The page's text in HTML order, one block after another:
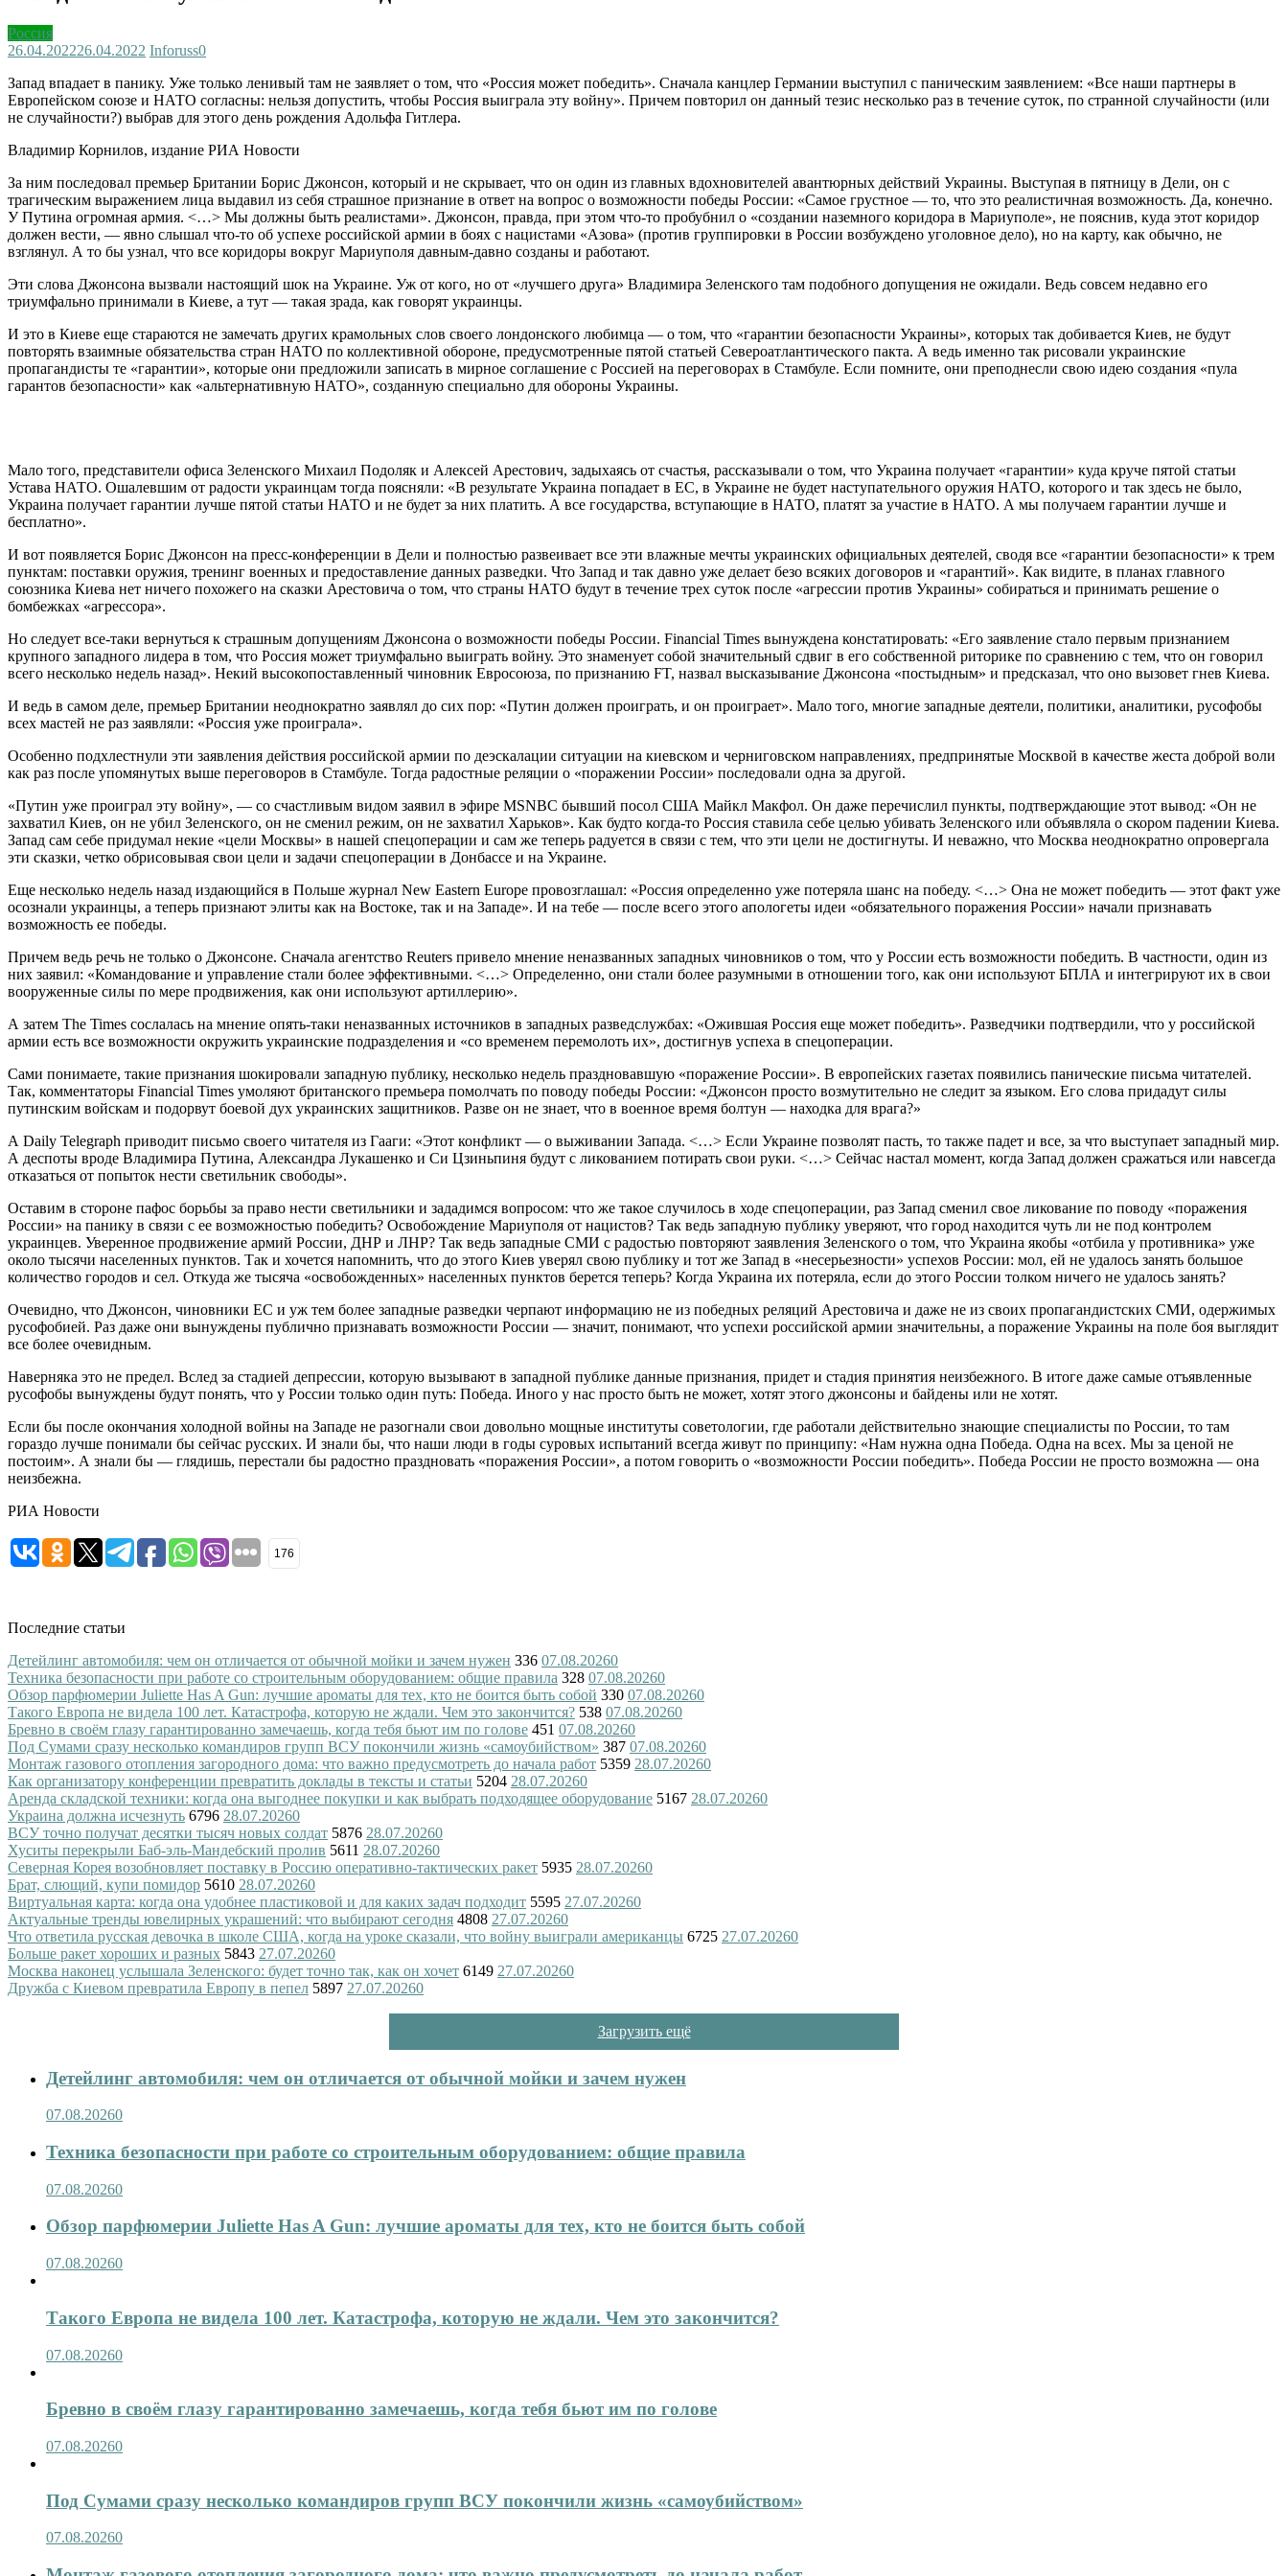
Россия
26.04.202226.04.2022 Inforuss0
Запад впадает в панику. Уже только ленивый там не заявляет о том, что «Россия может победить». Сначала канцлер Германии выступил с паническим заявлением: «Все наши партнеры в
Европейском союзе и НАТО согласны: нельзя допустить, чтобы Россия выиграла эту войну». Причем повторил он данный тезис несколько раз в течение суток, по странной случайности (или
не случайности?) выбрав для этого день рождения Адольфа Гитлера.
Владимир Корнилов, издание РИА Новости
За ним последовал премьер Британии Борис Джонсон, который и не скрывает, что он один из главных вдохновителей авантюрных действий Украины. Выступая в пятницу в Дели, он с
трагическим выражением лица выдавил из себя страшное признание в ответ на вопрос о возможности победы России: «Самое грустное — то, что это реалистичная возможность. Да, конечно.
У Путина огромная армия. <…> Мы должны быть реалистами». Джонсон, правда, при этом что-то пробубнил о «создании наземного коридора в Мариуполе», не пояснив, куда этот коридор
должен вести, — явно слышал что-то об успехе российской армии в боях с нацистами «Азова» (против группировки в России возбуждено уголовное дело), но на карту, как обычно, не
взглянул. А то бы узнал, что все коридоры вокруг Мариуполя давным-давно созданы и работают.
Эти слова Джонсона вызвали настоящий шок на Украине. Уж от кого, но от «лучшего друга» Владимира Зеленского там подобного допущения не ожидали. Ведь совсем недавно его
триумфально принимали в Киеве, а тут — такая зрада, как говорят украинцы.
И это в Киеве еще стараются не замечать других крамольных слов своего лондонского любимца — о том, что «гарантии безопасности Украины», которых так добивается Киев, не будут
повторять взаимные обязательства стран НАТО по коллективной обороне, предусмотренные пятой статьей Североатлантического пакта. А ведь именно так рисовали украинские
пропагандисты те «гарантии», которые они предложили записать в мирное соглашение с Россией на переговорах в Стамбуле. Если помните, они преподнесли свою идею создания «пула
гарантов безопасности» как «альтернативную НАТО», созданную специально для обороны Украины.
Мало того, представители офиса Зеленского Михаил Подоляк и Алексей Арестович, задыхаясь от счастья, рассказывали о том, что Украина получает «гарантии» куда круче пятой статьи
Устава НАТО. Ошалевшим от радости украинцам тогда поясняли: «В результате Украина попадает в ЕС, в Украине не будет наступательного оружия НАТО, которого и так здесь не было,
Украина получает гарантии лучше пятой статьи НАТО и не будет за них платить. А все государства, вступающие в НАТО, платят за участие в НАТО. А мы получаем гарантии лучше и
бесплатно».
И вот появляется Борис Джонсон на пресс-конференции в Дели и полностью развеивает все эти влажные мечты украинских официальных деятелей, сводя все «гарантии безопасности» к трем
пунктам: поставки оружия, тренинг военных и предоставление данных разведки. Что Запад и так давно уже делает безо всяких договоров и «гарантий». Как видите, в планах главного
союзника Киева нет ничего похожего на сказки Арестовича о том, что страны НАТО будут в течение трех суток после «агрессии против Украины» собираться и принимать решение о
бомбежках «агрессора».
Но следует все-таки вернуться к страшным допущениям Джонсона о возможности победы России. Financial Times вынуждена констатировать: «Его заявление стало первым признанием
крупного западного лидера в том, что Россия может триумфально выиграть войну. Это знаменует собой значительный сдвиг в его собственной риторике по сравнению с тем, что он говорил
всего несколько недель назад». Некий высокопоставленный чиновник Евросоюза, по признанию FT, назвал высказывание Джонсона «постыдным» и предсказал, что оно вызовет гнев Киева.
И ведь в самом деле, премьер Британии неоднократно заявлял до сих пор: «Путин должен проиграть, и он проиграет». Мало того, многие западные деятели, политики, аналитики, русофобы
всех мастей не раз заявляли: «Россия уже проиграла».
Особенно подхлестнули эти заявления действия российской армии по деэскалации ситуации на киевском и черниговском направлениях, предпринятые Москвой в качестве жеста доброй воли
как раз после упомянутых выше переговоров в Стамбуле. Тогда радостные реляции о «поражении России» последовали одна за другой.
«Путин уже проиграл эту войну», — со счастливым видом заявил в эфире MSNBC бывший посол США Майкл Макфол. Он даже перечислил пункты, подтверждающие этот вывод: «Он не
захватил Киев, он не убил Зеленского, он не сменил режим, он не захватил Харьков». Как будто когда-то Россия ставила себе целью убивать Зеленского или объявляла о скором падении Киева.
Запад сам себе придумал некие «цели Москвы» в нашей спецоперации и сам же теперь радуется в связи с тем, что эти цели не достигнуты. И неважно, что Москва неоднократно опровергала
эти сказки, четко обрисовывая свои цели и задачи спецоперации в Донбассе и на Украине.
Еще несколько недель назад издающийся в Польше журнал New Eastern Europe провозглашал: «Россия определенно уже потеряла шанс на победу. <…> Она не может победить — этот факт уже
осознали украинцы, а теперь признают элиты как на Востоке, так и на Западе». И на тебе — после всего этого апологеты идеи «обязательного поражения России» начали признавать
возможность ее победы.
Причем ведь речь не только о Джонсоне. Сначала агентство Reuters привело мнение неназванных западных чиновников о том, что у России есть возможности победить. В частности, один из
них заявил: «Командование и управление стали более эффективными. <…> Определенно, они стали более разумными в отношении того, как они используют БПЛА и интегрируют их в свои
вооруженные силы по мере продвижения, как они используют артиллерию».
А затем The Times сослалась на мнение опять-таки неназванных источников в западных разведслужбах: «Ожившая Россия еще может победить». Разведчики подтвердили, что у российской
армии есть все возможности окружить украинские подразделения и «со временем перемолоть их», достигнув успеха в спецоперации.
Сами понимаете, такие признания шокировали западную публику, несколько недель праздновавшую «поражение России». В европейских газетах появились панические письма читателей.
Так, комментаторы Financial Times умоляют британского премьера помолчать по поводу победы России: «Джонсон просто возмутительно не следит за языком. Его слова придадут силы
путинским войскам и подорвут боевой дух украинских защитников. Разве он не знает, что в военное время болтун — находка для врага?»
А Daily Telegraph приводит письмо своего читателя из Гааги: «Этот конфликт — о выживании Запада. <…> Если Украине позволят пасть, то также падет и все, за что выступает западный мир.
А деспоты вроде Владимира Путина, Александра Лукашенко и Си Цзиньпиня будут с ликованием потирать свои руки. <…> Сейчас настал момент, когда Запад должен сражаться или навсегда
отказаться от попыток нести светильник свободы».
Оставим в стороне пафос борьбы за право нести светильники и зададимся вопросом: что же такое случилось в ходе спецоперации, раз Запад сменил свое ликование по поводу «поражения
России» на панику в связи с ее возможностью победить? Освобождение Мариуполя от нацистов? Так ведь западную публику уверяют, что город находится чуть ли не под контролем
украинцев. Уверенное продвижение армий России, ДНР и ЛНР? Так ведь западные СМИ с радостью повторяют заявления Зеленского о том, что Украина якобы «отбила у противника» уже
около тысячи населенных пунктов. Так и хочется напомнить, что до этого Киев уверял свою публику и тот же Запад в «несерьезности» успехов России: мол, ей не удалось занять большое
количество городов и сел. Откуда же тысяча «освобожденных» населенных пунктов берется теперь? Когда Украина их потеряла, если до этого России толком ничего не удалось занять?
Очевидно, что Джонсон, чиновники ЕС и уж тем более западные разведки черпают информацию не из победных реляций Арестовича и даже не из своих пропагандистских СМИ, одержимых
русофобией. Раз даже они вынуждены публично признавать возможности России — значит, понимают, что успехи российской армии значительны, а поражение Украины на поле боя выглядит
все более очевидным.
Наверняка это не предел. Вслед за стадией депрессии, которую вызывают в западной публике данные признания, придет и стадия принятия неизбежного. В итоге даже самые отъявленные
русофобы вынуждены будут понять, что у России только один путь: Победа. Иного у нас просто быть не может, хотят этого джонсоны и байдены или не хотят.
Если бы после окончания холодной войны на Западе не разогнали свои довольно мощные институты советологии, где работали действительно знающие специалисты по России, то там
гораздо лучше понимали бы сейчас русских. И знали бы, что наши люди в годы суровых испытаний всегда живут по принципу: «Нам нужна одна Победа. Одна на всех. Мы за ценой не
постоим». А знали бы — глядишь, перестали бы радостно праздновать «поражения России», а потом говорить о «возможности России победить». Победа России не просто возможна — она
неизбежна.
РИА Новости
176
Последние статьи
Детейлинг автомобиля: чем он отличается от обычной мойки и зачем нужен 336 07.08.20260
Техника безопасности при работе со строительным оборудованием: общие правила 328 07.08.20260
Обзор парфюмерии Juliette Has A Gun: лучшие ароматы для тех, кто не боится быть собой 330 07.08.20260
Такого Европа не видела 100 лет. Катастрофа, которую не ждали. Чем это закончится? 538 07.08.20260
Бревно в своём глазу гарантированно замечаешь, когда тебя бьют им по голове 451 07.08.20260
Под Сумами сразу несколько командиров групп ВСУ покончили жизнь «самоубийством» 387 07.08.20260
Монтаж газового отопления загородного дома: что важно предусмотреть до начала работ 5359 28.07.20260
Как организатору конференции превратить доклады в тексты и статьи 5204 28.07.20260
Аренда складской техники: когда она выгоднее покупки и как выбрать подходящее оборудование 5167 28.07.20260
Украина должна исчезнуть 6796 28.07.20260
ВСУ точно получат десятки тысяч новых солдат 5876 28.07.20260
Хуситы перекрыли Баб-эль-Мандебский пролив 5611 28.07.20260
Северная Корея возобновляет поставку в Россию оперативно-тактических ракет 5935 28.07.20260
Брат, слющий, купи помидор 5610 28.07.20260
Виртуальная карта: когда она удобнее пластиковой и для каких задач подходит 5595 27.07.20260
Актуальные тренды ювелирных украшений: что выбирают сегодня 4808 27.07.20260
Что ответила русская девочка в школе США, когда на уроке сказали, что войну выиграли американцы 6725 27.07.20260
Больше ракет хороших и разных 5843 27.07.20260
Москва наконец услышала Зеленского: будет точно так, как он хочет 6149 27.07.20260
Дружба с Киевом превратила Европу в пепел 5897 27.07.20260
Загрузить ещё
Детейлинг автомобиля: чем он отличается от обычной мойки и зачем нужен
07.08.20260
Техника безопасности при работе со строительным оборудованием: общие правила
07.08.20260
Обзор парфюмерии Juliette Has A Gun: лучшие ароматы для тех, кто не боится быть собой
07.08.20260
Такого Европа не видела 100 лет. Катастрофа, которую не ждали. Чем это закончится?
07.08.20260
Бревно в своём глазу гарантированно замечаешь, когда тебя бьют им по голове
07.08.20260
Под Сумами сразу несколько командиров групп ВСУ покончили жизнь «самоубийством»
07.08.20260